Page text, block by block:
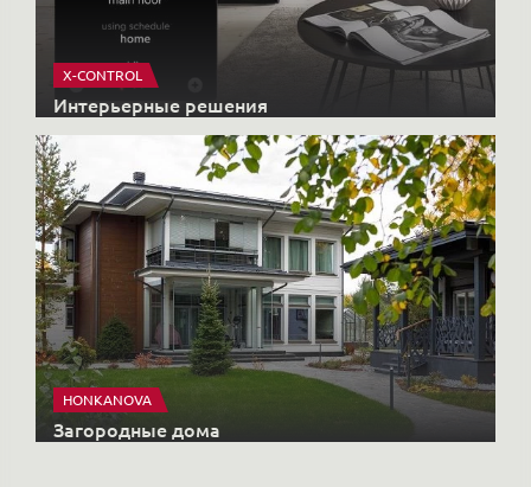
X-CONTROL
Интерьерные решения
HONKANOVA
Загородные дома